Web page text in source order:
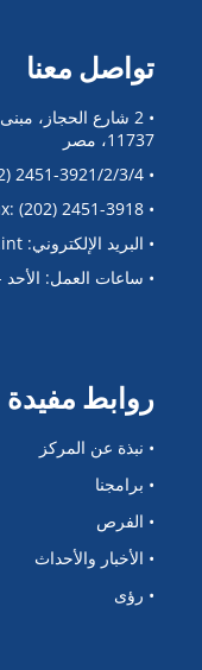
تواصل معنا
11737، مصر
• Tel: (202) 2451-3921/2/3/4
• Fax: (202) 2451-3918
• البريد الإلكتروني: email@cedare.int
• ساعات العمل: الأحد - الخميس: 9:00
روابط مفيدة
• نبذة عن المركز
• برامجنا
• الفرص
• الأخبار والأحداث
• رؤى